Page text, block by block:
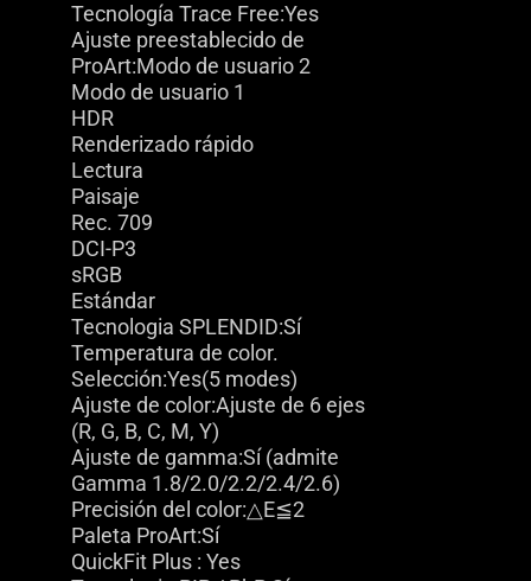
Tecnología Trace Free:Yes
Ajuste preestablecido de
ProArt:Modo de usuario 2
Modo de usuario 1
HDR
Renderizado rápido
Lectura
Paisaje
Rec. 709
DCI-P3
sRGB
Estándar
Tecnologia SPLENDID:Sí
Temperatura de color.
Selección:Yes(5 modes)
Ajuste de color:Ajuste de 6 ejes
(R, G, B, C, M, Y)
Ajuste de gamma:Sí (admite
Gamma 1.8/2.0/2.2/2.4/2.6)
Precisión del color:△E≦2
Paleta ProArt:Sí
QuickFit Plus : Yes